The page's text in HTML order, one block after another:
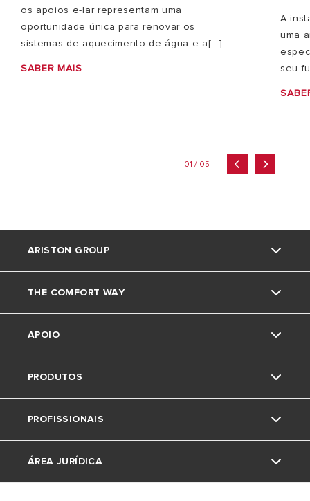
os apoios e-lar representam uma
oportunidade única para renovar os
sistemas de aquecimento de água e a[...]
SABER MAIS
A
uma
seu
01 / 05
ARISTON GROUP
Marca Ariston
O grupo
Trabalha connosco
THE COMFORT WAY
Truques e dicas
News
APOIO
Contactos
Area de download
PRODUTOS
Caldeiras
Acumuladores
PROFISSIONAIS
Pedido de Estudo de Aerotermia
ÁREA JURÍDICA